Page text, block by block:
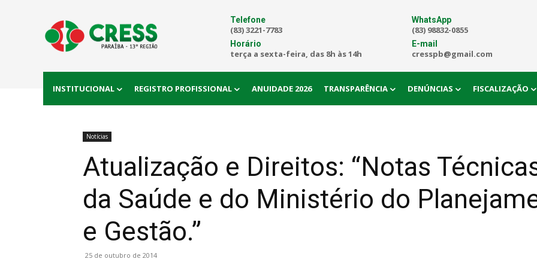
Telefone
(83) 3221-7783
Horário
terça a sexta-feira, das 8h às 14h
WhatsApp
(83) 98832-0855
E-mail
cresspb@gmail.com
INSTITUCIONAL REGISTRO PROFISSIONAL ANUIDADE 2026 TRANSPARÊNCIA DENÚNCIAS FISCALIZAÇÃO
Notícias
Atualização e Direitos: “Notas
da Saúde e do Ministério do
e Gestão.”
25 de outubro de 2014